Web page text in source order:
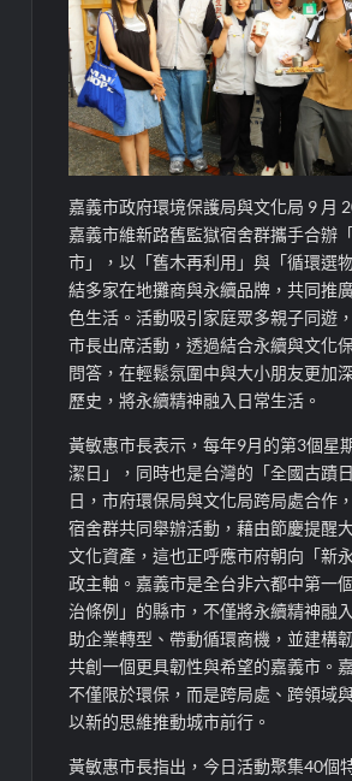
嘉義市政府環境保護局與文化局 9 月
嘉義市維新路舊監獄宿舍群攜手合辦
市」，以「舊木再利用」與「循環選
結多家在地攤商與永續品牌，共同推
色生活。活動吸引家庭眾多親子同遊
市長出席活動，透過結合永續與文化
問答 ，在輕鬆氛圍中與大小朋友更加
歷史 ，將永續精神融入日常生活。
黃敏惠市長表示，每年9月的第3個星
潔日」，同時也是台灣的 「全國古蹟
日，市府環保局與文化局跨局處合作
宿舍群共同舉辦活動，藉由節慶提醒
文化資產，這也正呼應市府朝向「新
政主軸。 嘉義市是全台非六都中第一
治條例」的縣市， 不僅將永續精神融
助企業轉型、帶動循環商機，並建構
共創一個更具韌性與希望的嘉義市。
不僅限於環保，而是跨局處、跨領域
以新的思維推動城市前行。
黃敏惠市長指出，今日活動聚集40個